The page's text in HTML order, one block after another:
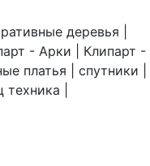
деревья |
- Арки | Клипарт -
платья | спутники |
|